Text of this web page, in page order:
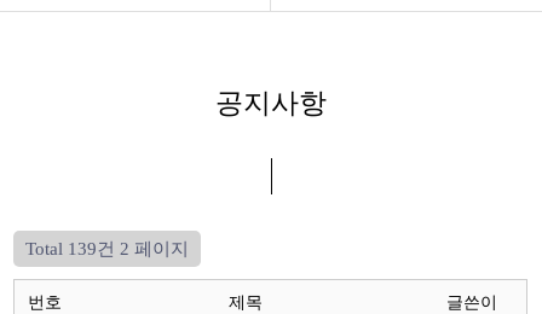
공지사항
Total 139건 2 페이지
번호 제목 글쓴이